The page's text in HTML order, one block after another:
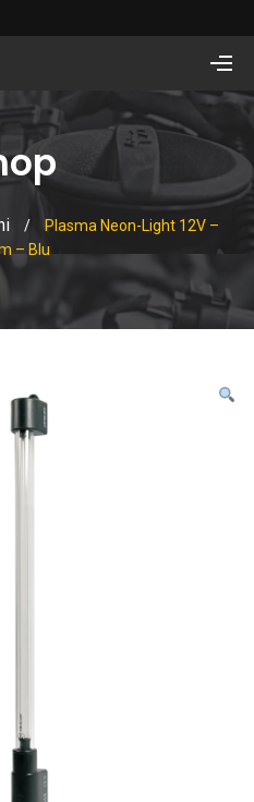
/
Plasma Neon-Light 12V –
– Blu